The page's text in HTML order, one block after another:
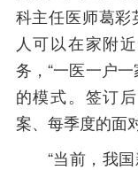
科主任医师葛
人可以在家附
务，“一医一户
的模式。签订
案、每季度的面
“当前，我